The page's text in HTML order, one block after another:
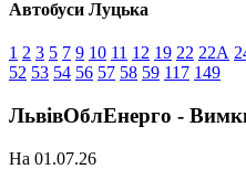
Автобуси Луцька
1 2 3 5 7 9 10 11 12 19 22 22А
52 53 54 56 57 58 59 117 149
ЛьвівОблЕнерго -
На 01.07.26